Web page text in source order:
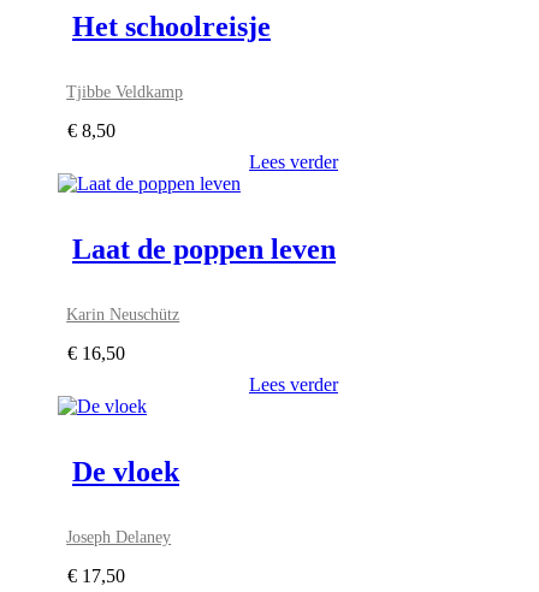
Het schoolreisje
Tjibbe Veldkamp
€ 8,50
Lees verder
Laat de poppen leven
Karin Neuschütz
€ 16,50
Lees verder
De vloek
Joseph Delaney
€ 17,50